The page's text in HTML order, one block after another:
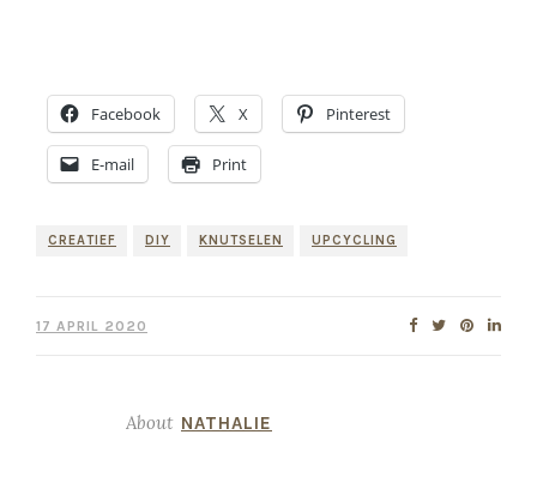
Facebook X Pinterest
E-mail Print
CREATIEF DIY KNUTSELEN UPCYCLING
17 APRIL 2020
About NATHALIE